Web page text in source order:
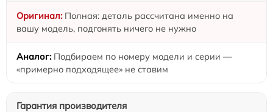
Полная: деталь рассчитана именно на
вашу модель, подгонять ничего не нужно
Подбираем по номеру модели и серии —
«примерно подходящее» не ставим
Гарантия производителя